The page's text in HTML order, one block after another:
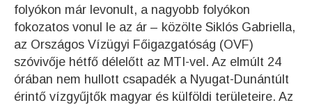
folyókon már levonult, a nagyobb folyókon
fokozatos vonul le az ár – közölte Siklós Gabriella,
az Országos Vízügyi Főigazgatóság (OVF)
szóvivője hétfő délelőtt az MTI-vel. Az elmúlt 24
órában nem hullott csapadék a Nyugat-Dunántúlt
érintő vízgyűjtők magyar és külföldi területeire. Az